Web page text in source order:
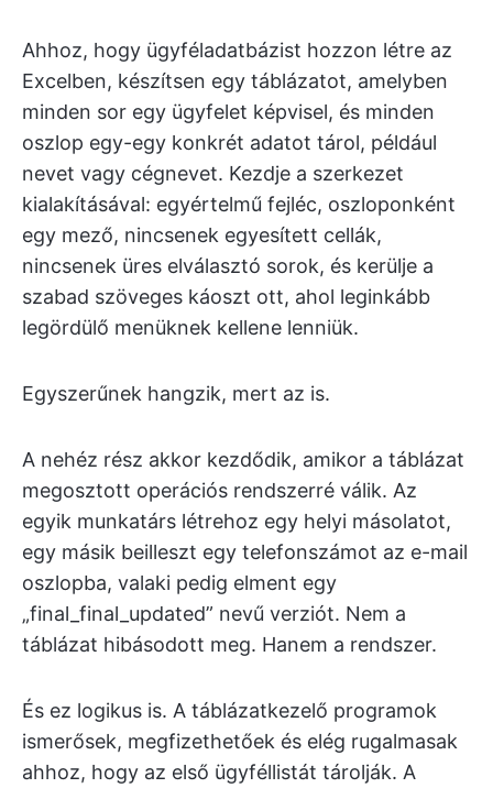
Ahhoz, hogy ügyféladatbázist hozzon létre az
Excelben, készítsen egy táblázatot, amelyben
minden sor egy ügyfelet képvisel, és minden
oszlop egy-egy konkrét adatot tárol, például
nevet vagy cégnevet. Kezdje a szerkezet
kialakításával: egyértelmű fejléc, oszloponként
egy mező, nincsenek egyesített cellák,
nincsenek üres elválasztó sorok, és kerülje a
szabad szöveges káoszt ott, ahol leginkább
legördülő menüknek kellene lenniük.
Egyszerűnek hangzik, mert az is.
A nehéz rész akkor kezdődik, amikor a táblázat
megosztott operációs rendszerré válik. Az
egyik munkatárs létrehoz egy helyi másolatot,
egy másik beilleszt egy telefonszámot az e-mail
oszlopba, valaki pedig elment egy
„final_final_updated” nevű verziót. Nem a
táblázat hibásodott meg. Hanem a rendszer.
És ez logikus is. A táblázatkezelő programok
ismerősek, megfizethetőek és elég rugalmasak
ahhoz, hogy az első ügyféllistát tárolják. A